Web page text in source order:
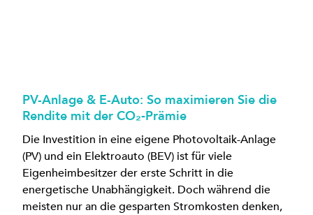
PV-Anlage & E-Auto: So maximieren Sie die
Rendite mit der CO₂‑Prämie
Die Investition in eine eigene Photovoltaik-Anlage
(PV) und ein Elektroauto (BEV) ist für viele
Eigenheimbesitzer der erste Schritt in die
energetische Unabhängigkeit. Doch während die
meisten nur an die gesparten Stromkosten denken,